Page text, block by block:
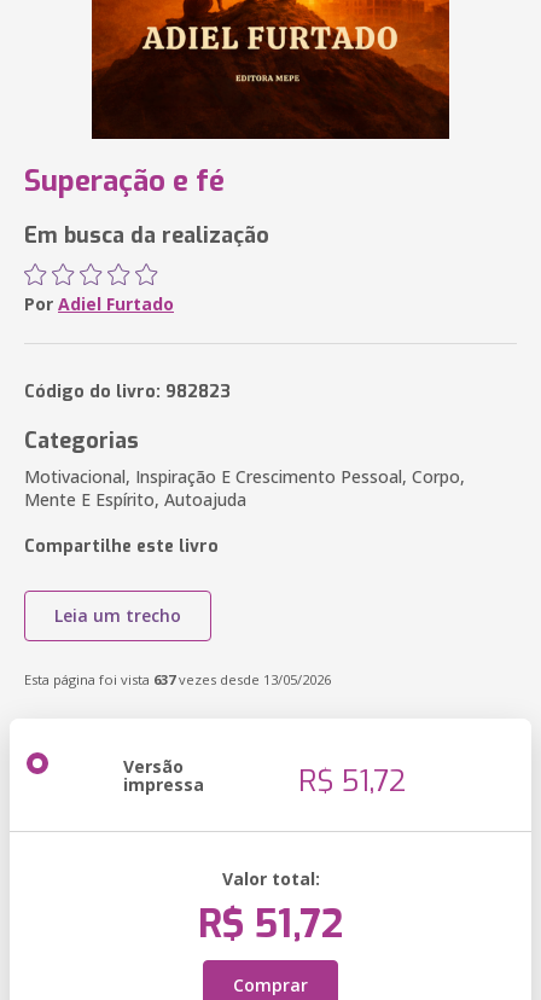
Superação e fé
Em busca da realização
Por Adiel Furtado
Código do livro: 982823
Categorias
Motivacional, Inspiração E Crescimento Pessoal, Corpo,
Mente E Espírito, Autoajuda
Compartilhe este livro
Leia um trecho
Esta página foi vista 637vezes desde 13/05/2026
Versão
impressa R$ 51,72
Valor total:
R$ 51,72
Comprar